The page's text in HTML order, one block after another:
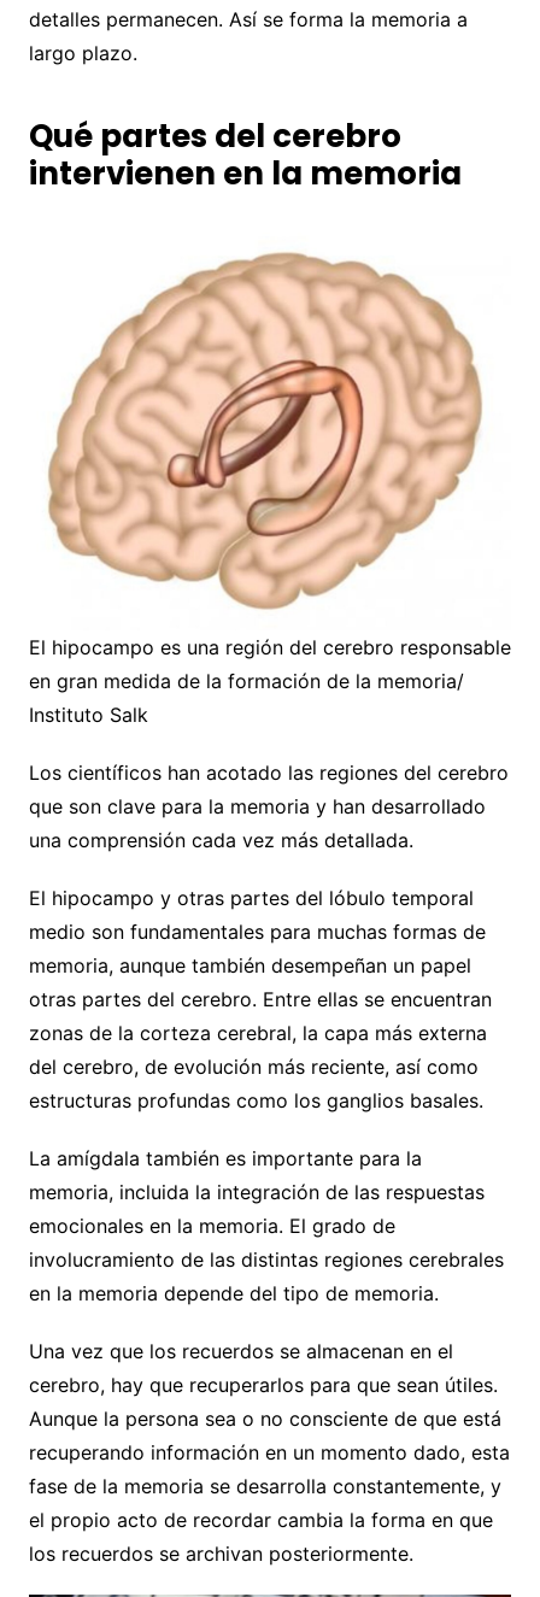
detalles permanecen. Así se forma la memoria a
largo plazo.
Qué partes del cerebro
intervienen en la memoria
El hipocampo es una región del cerebro responsable
en gran medida de la formación de la memoria/
Instituto Salk
Los científicos han acotado las regiones del cerebro
que son clave para la memoria y han desarrollado
una comprensión cada vez más detallada.
El hipocampo y otras partes del lóbulo temporal
medio son fundamentales para muchas formas de
memoria, aunque también desempeñan un papel
otras partes del cerebro. Entre ellas se encuentran
zonas de la corteza cerebral, la capa más externa
del cerebro, de evolución más reciente, así como
estructuras profundas como los ganglios basales.
La amígdala también es importante para la
memoria, incluida la integración de las respuestas
emocionales en la memoria. El grado de
involucramiento de las distintas regiones cerebrales
en la memoria depende del tipo de memoria.
Una vez que los recuerdos se almacenan en el
cerebro, hay que recuperarlos para que sean útiles.
Aunque la persona sea o no consciente de que está
recuperando información en un momento dado, esta
fase de la memoria se desarrolla constantemente, y
el propio acto de recordar cambia la forma en que
los recuerdos se archivan posteriormente.